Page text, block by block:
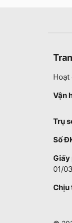
Hoạt
Vận
Trụ
Số
Giấy
01/
Chịu